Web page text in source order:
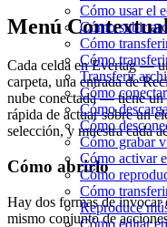
Cómo usar el
Cómo subir
Cómo
Cómo
Transferir
Cómo
Cómo
Cómo
Cómo grabar
Cómo activar
Cómo
Cómo
Reproduce
Cómo editar
Menú
Cada celda en Evertag —
carpeta, una entrada de
nube conectada — tiene un
rápida de actuar sobre un
selección, y muestra cada
Cómo abrirlo
Hay dos formas de invocar
mismo conjunto de